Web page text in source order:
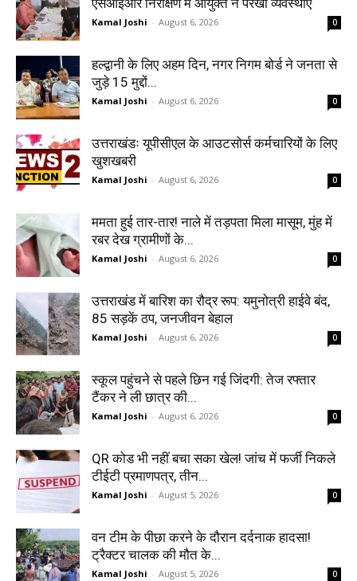
एसआईआर निरीक्षण में आयुक्त ने परखी व्यवस्थाएं
Kamal Joshi - August 6, 2026 0
हल्द्वानी के लिए अहम दिन, नगर निगम बोर्ड ने जनता से
जुड़े 15 मुद्दों...
Kamal Joshi - August 6, 2026 0
उत्तराखंडः यूपीसीएल के आउटसोर्स कर्मचारियों के लिए
खुशखबरी
Kamal Joshi - August 6, 2026 0
ममता हुई तार-तार! नाले में तड़पता मिला मासूम, मुंह में
रबर देख ग्रामीणों के...
Kamal Joshi - August 6, 2026 0
उत्तराखंड में बारिश का रौद्र रूप: यमुनोत्री हाईवे बंद,
85 सड़कें ठप, जनजीवन बेहाल
Kamal Joshi - August 6, 2026 0
स्कूल पहुंचने से पहले छिन गई जिंदगी: तेज रफ्तार
टैंकर ने ली छात्र की...
Kamal Joshi - August 6, 2026 0
QR कोड भी नहीं बचा सका खेल! जांच में फर्जी निकले
टीईटी प्रमाणपत्र, तीन...
Kamal Joshi - August 5, 2026 0
वन टीम के पीछा करने के दौरान दर्दनाक हादसा!
ट्रैक्टर चालक की मौत के...
Kamal Joshi - August 5, 2026 0